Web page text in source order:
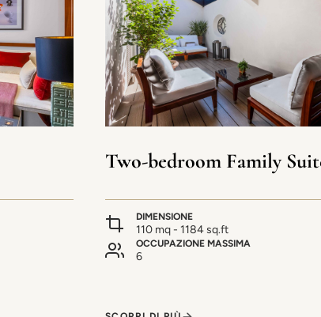
Two-bedroom Family
DIMENSIONE
110 mq - 1184 sq.ft
OCCUPAZIONE MASSIMA
6